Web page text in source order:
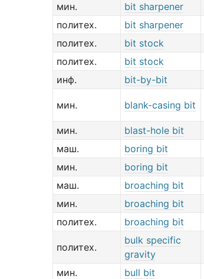
мин.
bit sharpener
политех.
bit sharpener
политех.
bit stock
политех.
bit stock
инф.
bit-by-bit
мин. blank-casing bit
мин.
blast-hole bit
маш.
boring bit
мин.
boring bit
маш.
broaching bit
мин.
broaching bit
политех.
broaching bit
политех.
bulk specific
gravity
мин. bull bit